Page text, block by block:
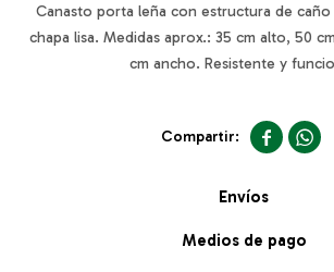
Canasto porta leña con estructura de caño
chapa lisa. Medidas aprox.: 35 cm alto, 50
cm ancho. Resistente y
 
Envíos
Medios de pago